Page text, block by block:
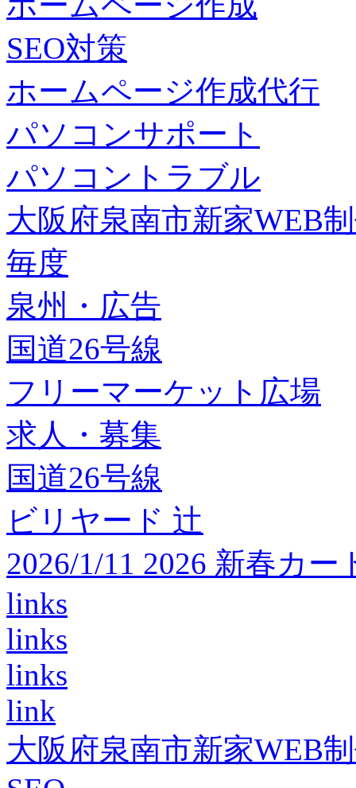
SEO対策
ホームページ作成代行
パソコンサポート
パソコントラブル
大阪府泉南市新家WEB
毎度
泉州・広告
国道26号線
フリーマーケット広場
求人・募集
国道26号線
ビリヤード 辻
2026/1/11 2026 新春カ
links
links
links
link
大阪府泉南市新家WEB